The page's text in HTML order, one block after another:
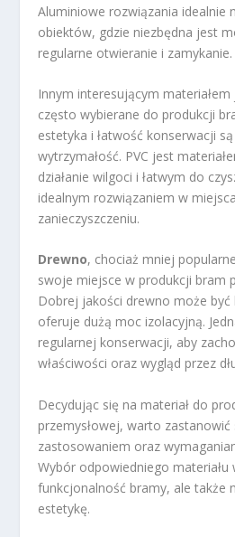
Aluminiowe rozwiązania idealnie
obiektów, gdzie niezbędna jest
regularne otwieranie i zamykanie.
Innym interesującym materiałem
często wybierane do produkcji
estetyka i łatwość konserwacji
wytrzymałość. PVC jest
działanie wilgoci i łatwym do
idealnym rozwiązaniem w
zanieczyszczeniu.
Drewno, chociaż mniej
swoje miejsce w produkcji bram
Dobrej jakości drewno może być
oferuje dużą moc izolacyjną.
regularnej konserwacji, aby
właściwości oraz wygląd przez
Decydując się na materiał do
przemysłowej, warto zastanowić
zastosowaniem oraz
Wybór odpowiedniego materiału
funkcjonalność bramy, ale także
estetykę.